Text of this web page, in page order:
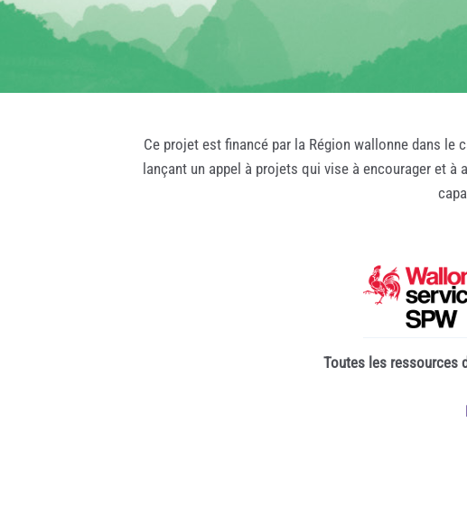
Ce projet est financé par la Région wallonne dans le
lançant un appel à projets qui vise à encourager et
Toutes les ressources